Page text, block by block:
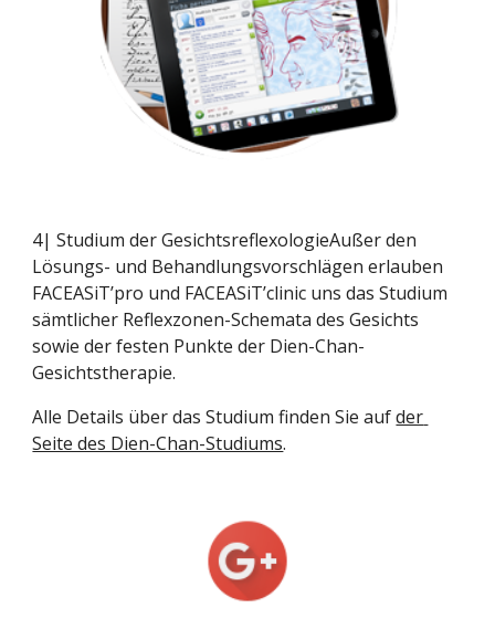
4| Studium der GesichtsreflexologieAußer den
Lösungs- und Behandlungsvorschlägen erlauben
FACEASiT’pro und FACEASiT’clinic uns das Studium
sämtlicher Reflexzonen-Schemata des Gesichts
sowie der festen Punkte der Dien-Chan-
Gesichtstherapie.
Alle Details über das Studium finden Sie auf der
Seite des Dien-Chan-Studiums.